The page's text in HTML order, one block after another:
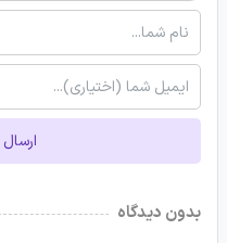
بدون دیدگاه